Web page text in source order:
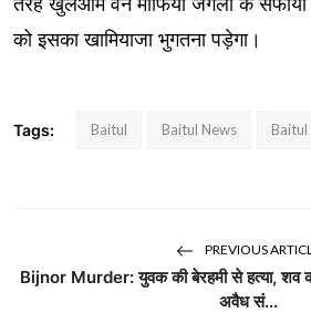
को इसका खामियाजा भुगतना पड़ेगा।
Tags: Baitul Baitul News Baitul
PREVIOUS
Bijnor Murder: युवक की बेरहमी से हत्या, शव
अवैध सं...